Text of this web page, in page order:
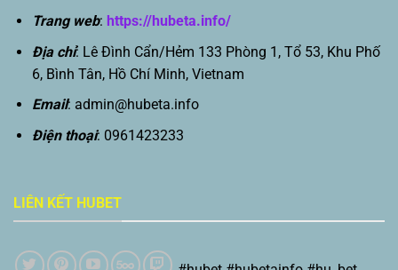
Trang web: https://hubeta.info/
Địa chỉ: Lê Đình Cẩn/Hẻm 133 Phòng 1, Tổ 53, Khu Phố
6, Bình Tân, Hồ Chí Minh, Vietnam
Email: admin@hubeta.info
Điện thoại: 0961423233
LIÊN KẾT HUBET